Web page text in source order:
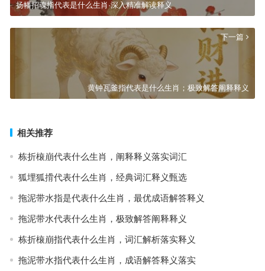
扬幡招魂指代表是什么生肖·深入精准解读释义
下一篇
黄钟瓦釜指代表是什么生肖；极致解答阐释释义
相关推荐
栋折榱崩代表什么生肖，阐释释义落实词汇
狐埋狐搰代表什么生肖，经典词汇释义甄选
拖泥带水指是代表什么生肖，最优成语解答释义
拖泥带水代表什么生肖，极致解答阐释释义
栋折榱崩指代表什么生肖，词汇解析落实释义
拖泥带水指代表什么生肖，成语解答释义落实